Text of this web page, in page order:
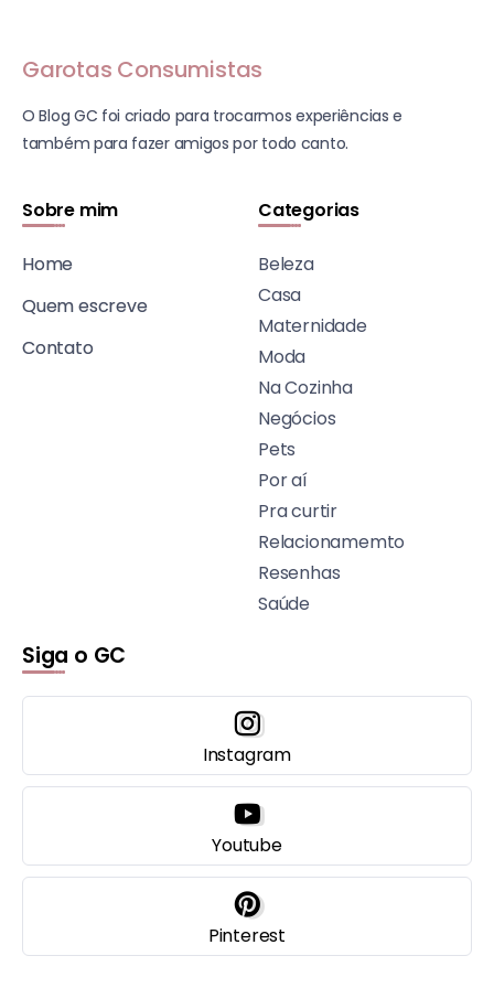
Garotas Consumistas
O Blog GC foi criado para trocarmos experiências e
também para fazer amigos por todo canto.
Sobre mim
Home
Quem escreve
Contato
Categorias
Beleza
Casa
Maternidade
Moda
Na Cozinha
Negócios
Pets
Por aí
Pra curtir
Relacionamemto
Resenhas
Saúde
Siga o GC
Instagram
Youtube
Pinterest